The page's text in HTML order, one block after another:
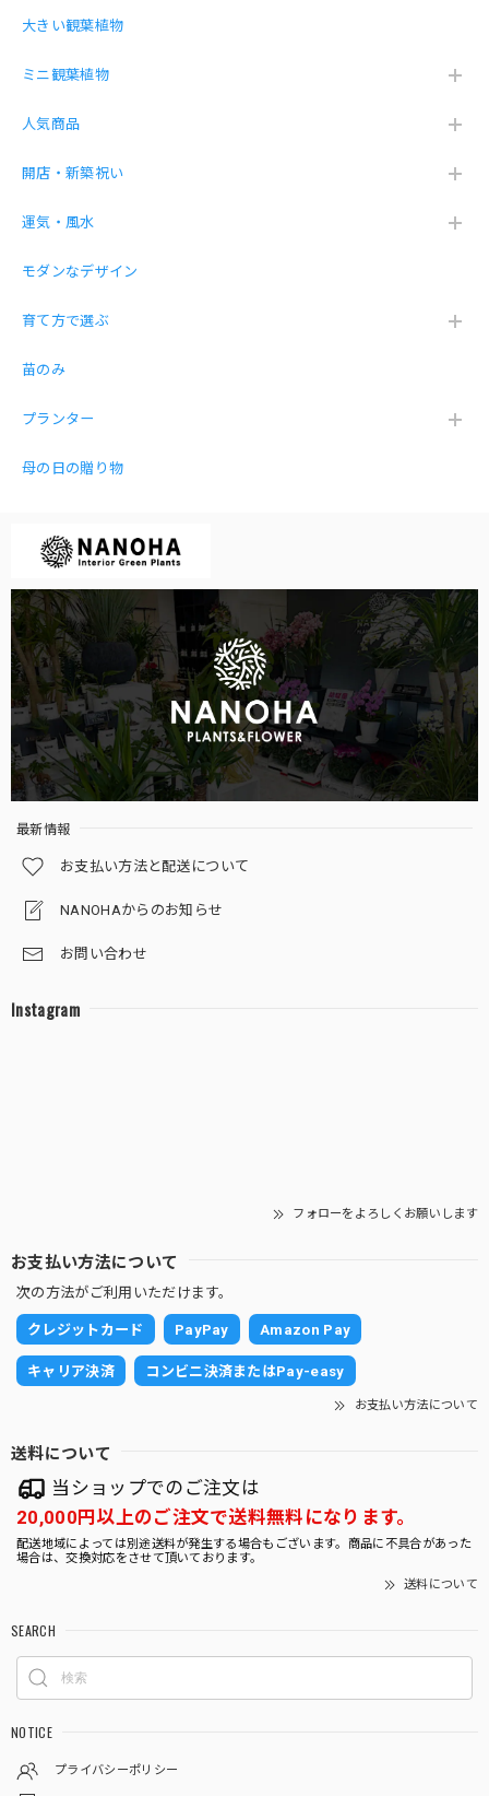
ました。
を選んで頂き、誠にありがとうございます❤️
皿が必要と思いました。買う前に質問するべきでした。あり
とても丁寧な梱包で開けると可愛い3点セットが入っていま
嬉しいお言葉を頂き感謝です😍
ガジュマル 黒砂利（四角容器）
2025/12/27
【限定】グラデーション砂利 (丸容器)
2025/10/30
砂利の白黒がとても目を引きますし元気な子たちばかりで嬉
ガジュマルS字 7号 （高級平鉢陶器）
2025/10/30
とても存在感があり素敵なガジュマルで感動しました。 早速
玄関に飾りましたが運気が上がりそうです。 大切に育てた
サンスベリア 白砂利（四角容器）
大きい観葉植物
ミニ観葉植物
人気商品
開店・新築祝い
運気・風水
モダンなデザイン
育て方で選ぶ
苗のみ
プランター
母の日の贈り物
最新情報
お支払い方法と配送について
NANOHAからのお知らせ
お問い合わせ
Instagram
フォローをよろしくお願いします
お支払い方法について
次の方法がご利用いただけます。
クレジットカード PayPay Amazon Pay
キャリア決済 コンビニ決済またはPay-easy
お支払い方法について
送料について
当ショップでのご注文は
20,000円以上のご注文で送料無料になります。
配送地域によっては別途送料が発生する場合もございます。商品に不具合があった
場合は、交換対応をさせて頂いております。
送料について
SEARCH
NOTICE
プライバシーポリシー